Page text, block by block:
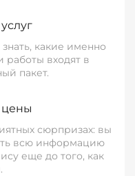
какие именно
работы входят в
пакет.
цены
сюрпризах: вы
всю информацию
еще до того, как